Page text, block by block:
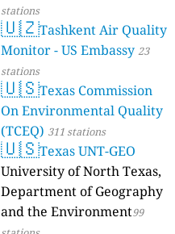
stations
🇺🇿Tashkent Air Quality
Monitor - US Embassy 23
stations
🇺🇸Texas Commission
On Environmental Quality
(TCEQ) 311 stations
🇺🇸Texas UNT-GEO
University of North Texas,
Department of Geography
and the Environment99